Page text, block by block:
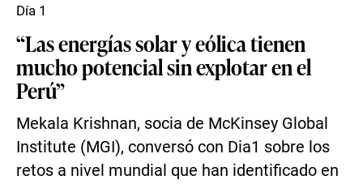
“Las energías solar y eólica tienen
mucho potencial sin explotar en el
Perú”
Mekala Krishnan, socia de McKinsey Global
Institute (MGI), conversó con Dia1 sobre los
retos a nivel mundial que han identificado en
Día 1